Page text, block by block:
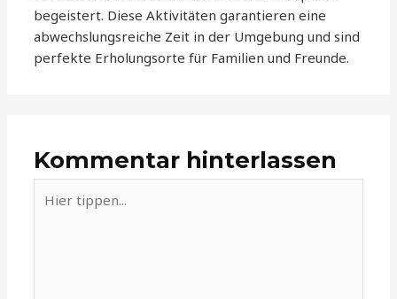
begeistert. Diese Aktivitäten garantieren eine
abwechslungsreiche Zeit in der Umgebung und sind
perfekte Erholungsorte für Familien und Freunde.
Kommentar hinterlassen
tippen...